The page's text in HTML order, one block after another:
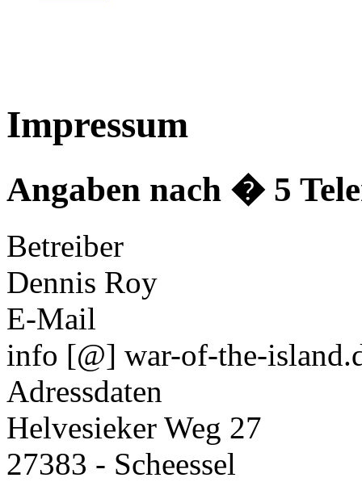
Impressum
Angaben nach � 5
Betreiber
Dennis Roy
E-Mail
info [@] war-of-the-
Adressdaten
Helvesieker Weg 27
27383 - Scheessel